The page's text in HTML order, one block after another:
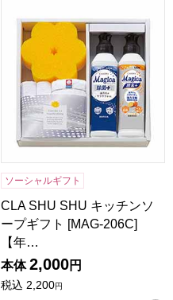
ソーシャルギフト
CLA SHU SHU キッチンソ
ープギフト [MAG-206C]
【年…
本体 2,000円
税込 2,200円